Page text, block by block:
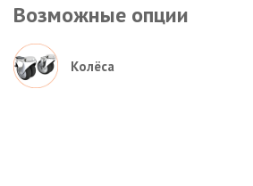
Возможные опции
Колёса